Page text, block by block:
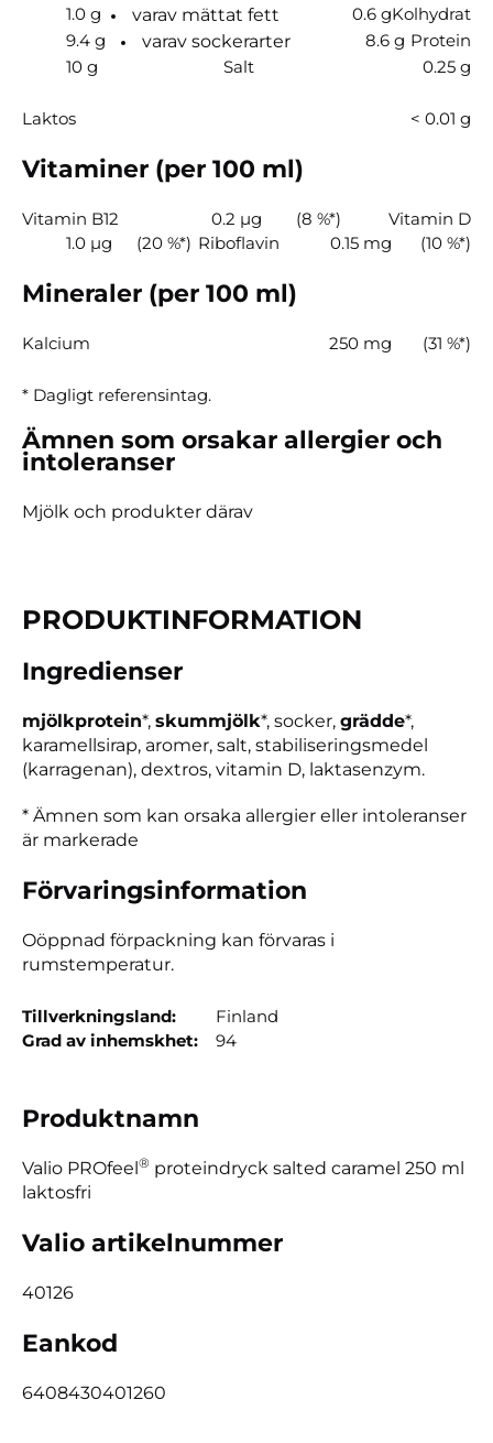
1.0 g varav mättat fett 0.6 gKolhydrat
9.4 g
varav sockerarter 8.6 g Protein
10 g
Salt 0.25 g
Laktos < 0.01 g
Vitaminer (per 100 ml)
Vitamin B12 0.2 µg (8 %*)
Vitamin D
1.0 µg
(20 %*) Riboflavin 0.15 mg (10 %*)
Mineraler (per 100 ml)
Kalcium 250 mg (31 %*)
* Dagligt referensintag.
Ämnen som orsakar allergier och
intoleranser
Mjölk och produkter därav
PRODUKTIN­FORMATION
Ingredienser
mjölkprotein*, skummjölk*, socker, grädde*,
karamellsirap, aromer, salt, stabiliseringsmedel
(karragenan), dextros, vitamin D, laktasenzym.
* Ämnen som kan orsaka allergier eller intoleranser
är markerade
Förvaring­sin­formation
Oöppnad förpackning kan förvaras i
rumstemperatur.
Tillverkningsland
Finland
Grad av inhemskhet
94
Produktnamn
Valio PROfeel® proteindryck salted caramel 250 ml
laktosfri
Valio artikelnummer
40126
Eankod
6408430401260